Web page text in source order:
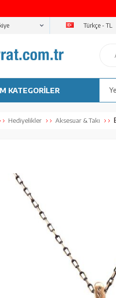
Türkçe - TL
KATEGORİLER
Hediyelikler Aksesuar & Takı